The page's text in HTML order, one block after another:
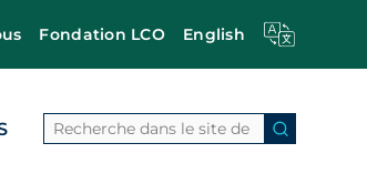
Fondation LCO English
Search
Search